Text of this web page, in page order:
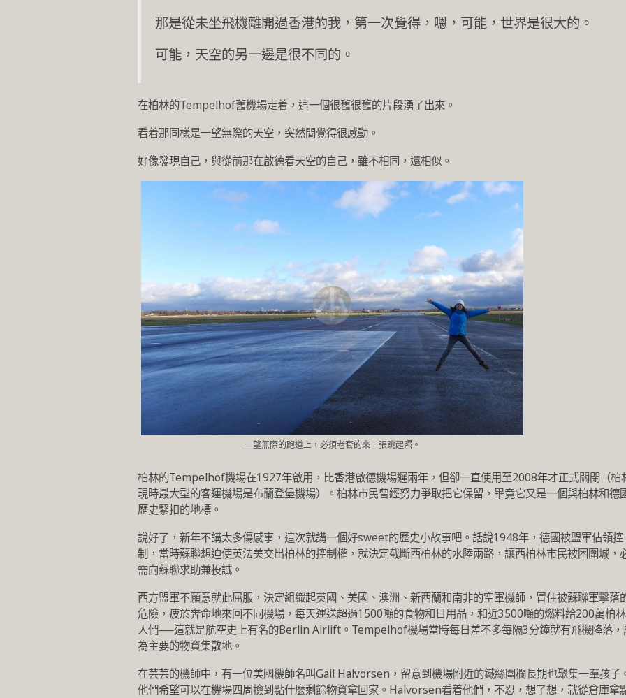
那是從未坐飛機離開過香港的我，第一次覺得，嗯，可能，世界是很大的。
可能，天空的另一邊是很不同的。
在柏林的Tempelhof舊機場走着，這一個很舊很舊的片段湧了出來。
看着那同樣是一望無際的天空，突然間覺得很感動。
好像發現自己，與從前那在啟德看天空的自己，雖不相同，還相似。
一望無際的跑道上，必須老套的來一張跳起照。
柏林的Tempelhof機場在1927年啟用，比香港啟德機場遲兩年，但卻一直使用至2008年才正式關閉（柏
現時最大型的客運機場是布蘭登堡機場）。柏林市民曾經努力爭取把它保留，畢竟它又是一個與柏林和德
歷史緊扣的地標。
說好了，新年不講太多傷感事，這次就講一個好sweet的歷史小故事吧。話說1948年，德國被盟軍佔領控
制，當時蘇聯想迫使英法美交出柏林的控制權，就決定截斷西柏林的水陸兩路，讓西柏林市民被困圍城，
需向蘇聯求助兼投誠。
西方盟軍不願意就此屈服，決定組織起英國、美國、澳洲、新西蘭和南非的空軍機師，冒住被蘇聯軍擊落
危險，疲於奔命地來回不同機場，每天運送超過1500噸的食物和日用品，和近3500噸的燃料給200萬柏林
人們──這就是航空史上有名的Berlin Airlift。Tempelhof機場當時每日差不多每隔3分鐘就有飛機降落，
為主要的物資集散地。
在芸芸的機師中，有一位美國機師名叫Gail Halvorsen，留意到機場附近的鐵絲圍欄長期也聚集一羣孩子
他們希望可以在機場四周撿到點什麼剩餘物資拿回家。Halvorsen看着他們，不忍，想了想，就從倉庫拿